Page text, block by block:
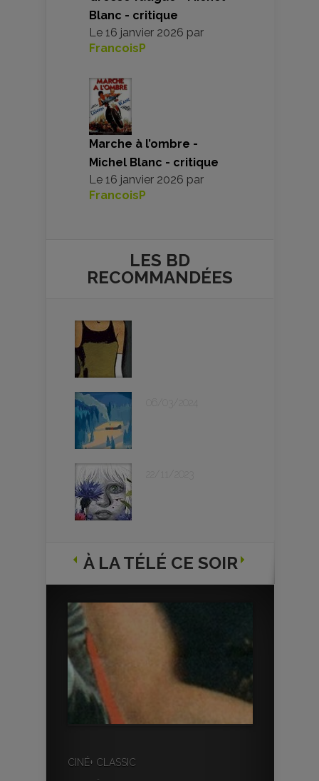
Blanc - critique
Le 16 janvier 2026 par
FrancoisP
Marche à l’ombre -
Michel Blanc - critique
Le 16 janvier 2026 par
FrancoisP
LES BD
RECOMMANDÉES
06/03/2024
À LA TÉLÉ CE SOIR
CINÉ+ CLASSIC